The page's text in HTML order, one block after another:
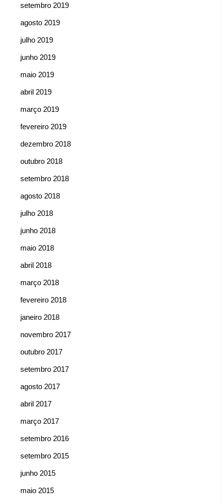
setembro 2019
agosto 2019
julho 2019
junho 2019
maio 2019
abril 2019
março 2019
fevereiro 2019
dezembro 2018
outubro 2018
setembro 2018
agosto 2018
julho 2018
junho 2018
maio 2018
abril 2018
março 2018
fevereiro 2018
janeiro 2018
novembro 2017
outubro 2017
setembro 2017
agosto 2017
abril 2017
março 2017
setembro 2016
setembro 2015
junho 2015
maio 2015